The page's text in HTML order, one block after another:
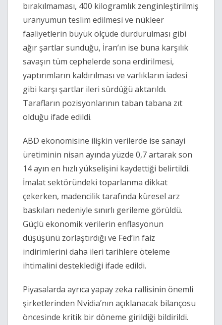
bırakılmaması, 400 kilogramlık zenginleştirilmiş
uranyumun teslim edilmesi ve nükleer
faaliyetlerin büyük ölçüde durdurulması gibi
ağır şartlar sunduğu, İran’ın ise buna karşılık
savaşın tüm cephelerde sona erdirilmesi,
yaptırımların kaldırılması ve varlıkların iadesi
gibi karşı şartlar ileri sürdüğü aktarıldı.
Tarafların pozisyonlarının taban tabana zıt
olduğu ifade edildi.
ABD ekonomisine ilişkin verilerde ise sanayi
üretiminin nisan ayında yüzde 0,7 artarak son
14 ayın en hızlı yükselişini kaydettiği belirtildi.
İmalat sektöründeki toparlanma dikkat
çekerken, madencilik tarafında küresel arz
baskıları nedeniyle sınırlı gerileme görüldü.
Güçlü ekonomik verilerin enflasyonun
düşüşünü zorlaştırdığı ve Fed’in faiz
indirimlerini daha ileri tarihlere öteleme
ihtimalini desteklediği ifade edildi.
Piyasalarda ayrıca yapay zeka rallisinin önemli
şirketlerinden Nvidia’nın açıklanacak bilançosu
öncesinde kritik bir döneme girildiği bildirildi.